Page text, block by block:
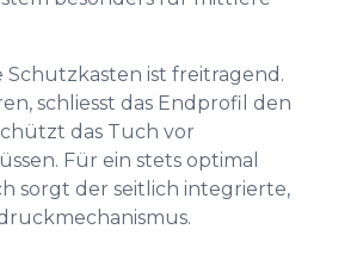
Schutzkasten ist freitragend.
schliesst das Endprofil den
das Tuch vor
Für ein stets optimal
sorgt der seitlich integrierte,